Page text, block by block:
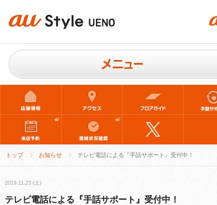
トップ お知らせ テレビ電話による『手話サポート』受付中！
2019.11.23 (土)
テレビ電話による『手話サポート』受付中！